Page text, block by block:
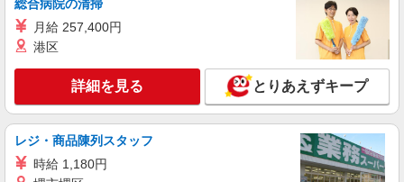
給(規定有) ゜・。○。・゜+゜・。○。・゜+゜
キープ 詳細を見る
紹介予定派遣
人気機種に詳しくなれる携帯販売【au】
月給259200円〜300000円（経験・能力によ
る） ※研修期間6か月・時給1500円〜 ※残業代支
給 ★交通費別途支給（規定あり） ゜+゜・。
○。・゜+゜・。○。・゜+゜ 入社祝い金10万円支
広島県広島市南区の家電量販店
総合病院の清掃
月給 257,400円
港区
詳細を見る とりあえずキープ
レジ・商品陳列スタッフ
時給 1,180円